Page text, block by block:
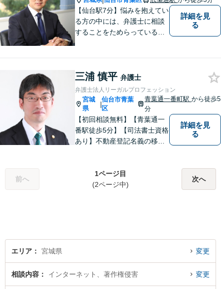
町駅1分】
【仙台駅7分】悩みを抱えてい
る方の中には、弁護士に相談
することをためらっている方
待できます。 どんなことで
も、お気軽に相談ください。
詳細を見
る
三浦 慎平 弁護士
弁護士法人リーガルプロフェッション
宮城
県
|
仙台市青葉
区
青葉通一番町駅から徒歩5
分
【初回相談無料】【青葉通一
番駅徒歩5分】【司法書士資格
あり】不動産登記名義の移転
産分割のほか、交通事故・離
婚・借金などあらゆる法律問
詳細を見
る
前へ
1ページ目
(2ページ中)
次へ
エリア 宮城県 変更
相談内容 インターネット、著作権侵害 変更